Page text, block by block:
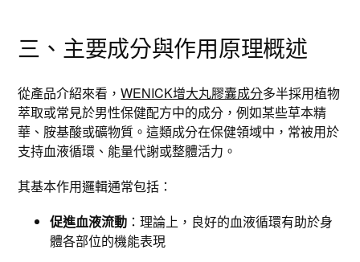
三、主要成分與作用原理概述
從產品介紹來看，WENICK增大丸膠囊成分多半採用植物
萃取或常見於男性保健配方中的成分，例如某些草本精
華、胺基酸或礦物質。這類成分在保健領域中，常被用於
支持血液循環、能量代謝或整體活力。
其基本作用邏輯通常包括：
促進血液流動 ：理論上，良好的血液循環有助於身
體各部位的機能表現